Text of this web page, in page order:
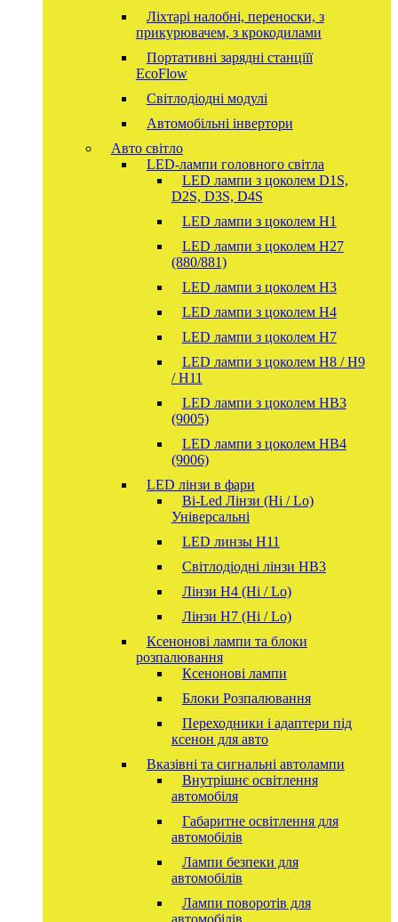
Ліхтарі налобні, переноски, з
прикурювачем, з крокодилами
Портативні зарядні станціїї
EcoFlow
Світлодіодні модулі
Автомобільні інвертори
Авто світло
LED-лампи головного світла
LED лампи з цоколем D1S,
D2S, D3S, D4S
LED лампи з цоколем H1
LED лампи з цоколем H27
(880/881)
LED лампи з цоколем H3
LED лампи з цоколем H4
LED лампи з цоколем H7
LED лампи з цоколем H8 / H9
/ H11
LED лампи з цоколем HB3
(9005)
LED лампи з цоколем HB4
(9006)
LED лінзи в фари
Bi-Led Лінзи (Hi / Lo)
Універсальні
LED линзы H11
Світлодіодні лінзи HB3
Лінзи Н4 (Hi / Lo)
Лінзи Н7 (Hi / Lo)
Ксенонові лампи та блоки
розпалювання
Ксенонові лампи
Блоки Розпалювання
Переходники і адаптери під
ксенон для авто
Вказівні та сигнальні автолампи
Внутрішнє освітлення
автомобіля
Габаритне освітлення для
автомобілів
Лампи безпеки для
автомобілів
Лампи поворотів для
автомобілів